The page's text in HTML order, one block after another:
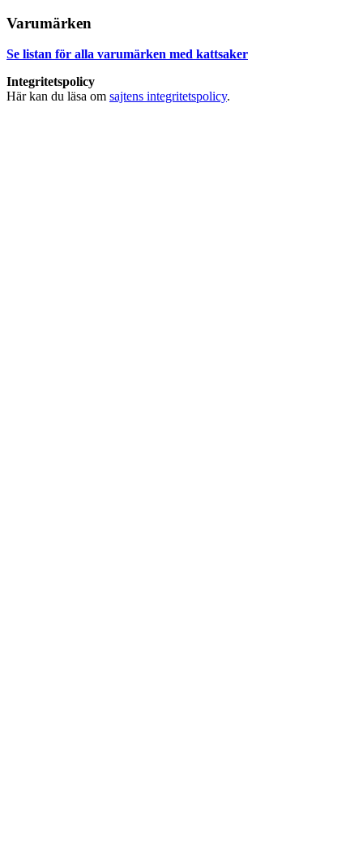
Varumärken
Se listan för alla varumärken med kattsaker
Integritetspolicy
Här kan du läsa om sajtens integritetspolicy.